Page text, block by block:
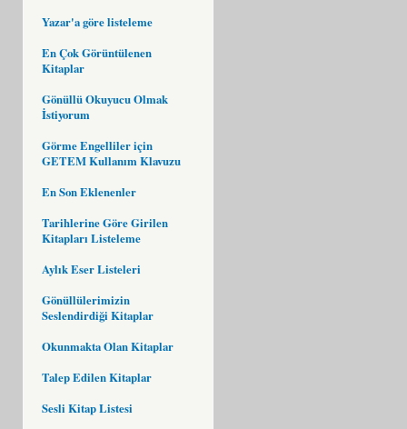
Yazar'a göre listeleme
En Çok Görüntülenen
Kitaplar
Gönüllü Okuyucu Olmak
İstiyorum
Görme Engelliler için
GETEM Kullanım Klavuzu
En Son Eklenenler
Tarihlerine Göre Girilen
Kitapları Listeleme
Aylık Eser Listeleri
Gönüllülerimizin
Seslendirdiği Kitaplar
Okunmakta Olan Kitaplar
Talep Edilen Kitaplar
Sesli Kitap Listesi